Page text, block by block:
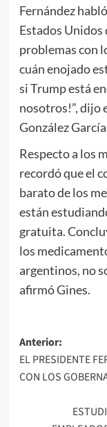
Fernández
Estados Unidos
problemas con
cuán enojado
si Trump está
nosotros!”, dijo
González García
Respecto a los
recordó que el
barato de los
están
gratuita.
los
argentinos, no
afirmó Gines.
de
Anterior:
EL PRESIDENTE
CON LOS